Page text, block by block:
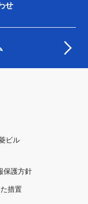
せ
ビル
保護方針
措置